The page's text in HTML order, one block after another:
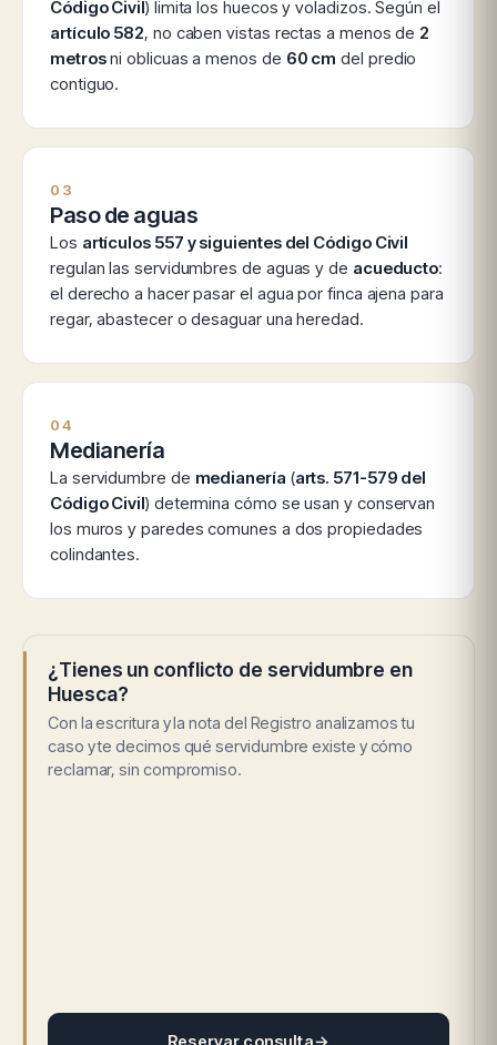
Código Civil) limita los huecos y voladizos. Según el
artículo 582, no caben vistas rectas a menos de 2
metrosni oblicuas a menos de 60 cm del predio
contiguo.
03
Paso de aguas
Los artículos 557 y siguientes del Código Civil
regulan las servidumbres de aguas y de acueducto:
el derecho a hacer pasar el agua por finca ajena para
regar, abastecer o desaguar una heredad.
04
Medianería
La servidumbre de medianería (arts. 571-579 del
Código Civil) determina cómo se usan y conservan
los muros y paredes comunes a dos propiedades
colindantes.
¿Tienes un conflicto de servidumbre en
Huesca?
Con la escritura y la nota del Registro analizamos tu
caso y te decimos qué servidumbre existe y cómo
reclamar, sin compromiso.
Reservar consulta→